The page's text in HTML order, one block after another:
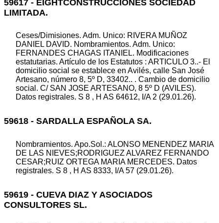
59617 - EIGHTCONSTRUCCIONES SOCIEDAD
LIMITADA.
Ceses/Dimisiones. Adm. Unico: RIVERA MUÑOZ
DANIEL DAVID. Nombramientos. Adm. Unico:
FERNANDES CHAGAS ITANIEL. Modificaciones
estatutarias. Artículo de los Estatutos : ARTICULO 3..- El
domicilio social se establece en Avilés, calle San José
Artesano, número 8, 5º D, 33402.. . Cambio de domicilio
social. C/ SAN JOSE ARTESANO, 8 5º D (AVILES).
Datos registrales. S 8 , H AS 64612, I/A 2 (29.01.26).
59618 - SARDALLA ESPAÑOLA SA.
Nombramientos. Apo.Sol.: ALONSO MENENDEZ MARIA
DE LAS NIEVES;RODRIGUEZ ALVAREZ FERNANDO
CESAR;RUIZ ORTEGA MARIA MERCEDES. Datos
registrales. S 8 , H AS 8333, I/A 57 (29.01.26).
59619 - CUEVA DIAZ Y ASOCIADOS
CONSULTORES SL.